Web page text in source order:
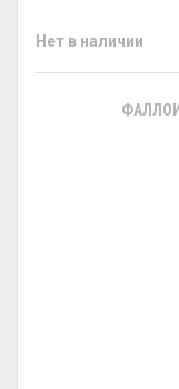
Нет в наличии